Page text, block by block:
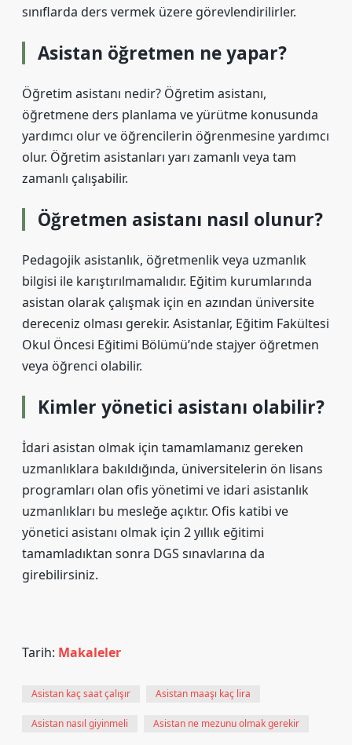
sınıflarda ders vermek üzere görevlendirilirler.
Asistan öğretmen ne yapar?
Öğretim asistanı nedir? Öğretim asistanı,
öğretmene ders planlama ve yürütme konusunda
yardımcı olur ve öğrencilerin öğrenmesine yardımcı
olur. Öğretim asistanları yarı zamanlı veya tam
zamanlı çalışabilir.
Öğretmen asistanı nasıl olunur?
Pedagojik asistanlık, öğretmenlik veya uzmanlık
bilgisi ile karıştırılmamalıdır. Eğitim kurumlarında
asistan olarak çalışmak için en azından üniversite
dereceniz olması gerekir. Asistanlar, Eğitim Fakültesi
Okul Öncesi Eğitimi Bölümü’nde stajyer öğretmen
veya öğrenci olabilir.
Kimler yönetici asistanı olabilir?
İdari asistan olmak için tamamlamanız gereken
uzmanlıklara bakıldığında, üniversitelerin ön lisans
programları olan ofis yönetimi ve idari asistanlık
uzmanlıkları bu mesleğe açıktır. Ofis katibi ve
yönetici asistanı olmak için 2 yıllık eğitimi
tamamladıktan sonra DGS sınavlarına da
girebilirsiniz.
Tarih: Makaleler
Asistan kaç saat çalışır Asistan maaşı kaç lira
Asistan nasıl giyinmeli Asistan ne mezunu olmak gerekir